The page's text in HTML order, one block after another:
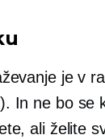
je v
In ne bo se
ali želite